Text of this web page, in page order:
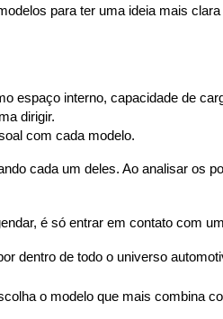
para ter uma ideia mais
espaço interno, capacidade de
dirigir.
com cada modelo.
cada um deles. Ao analisar os
é só entrar em contato com
dentro de todo o universo
o modelo que mais combina